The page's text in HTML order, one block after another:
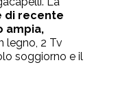
di recente
ampia,
legno, 2 Tv
soggiorno e il